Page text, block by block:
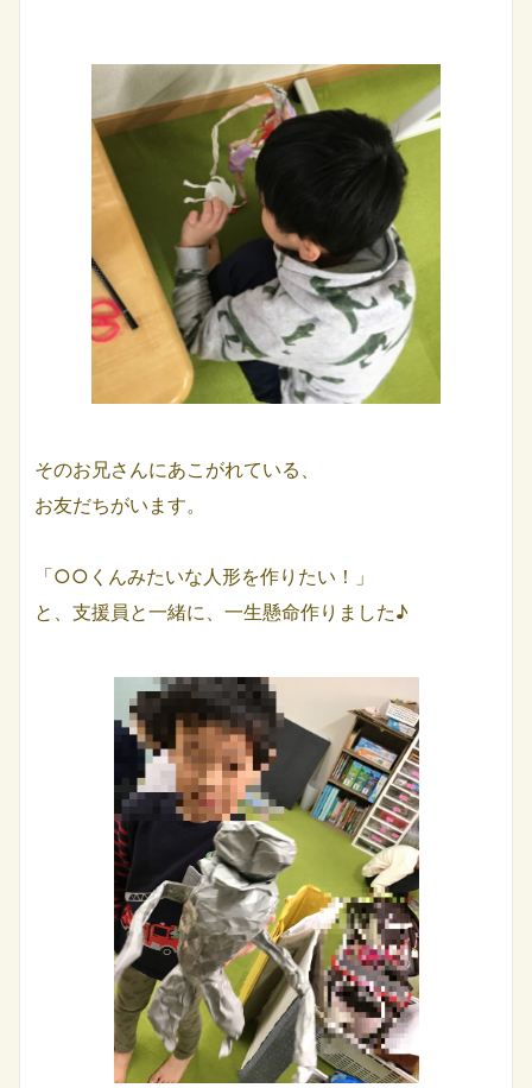
そのお兄さんにあこがれている、
お友だちがいます。
「○○くんみたいな人形を作りたい！」
と、支援員と一緒に、一生懸命作りました♪